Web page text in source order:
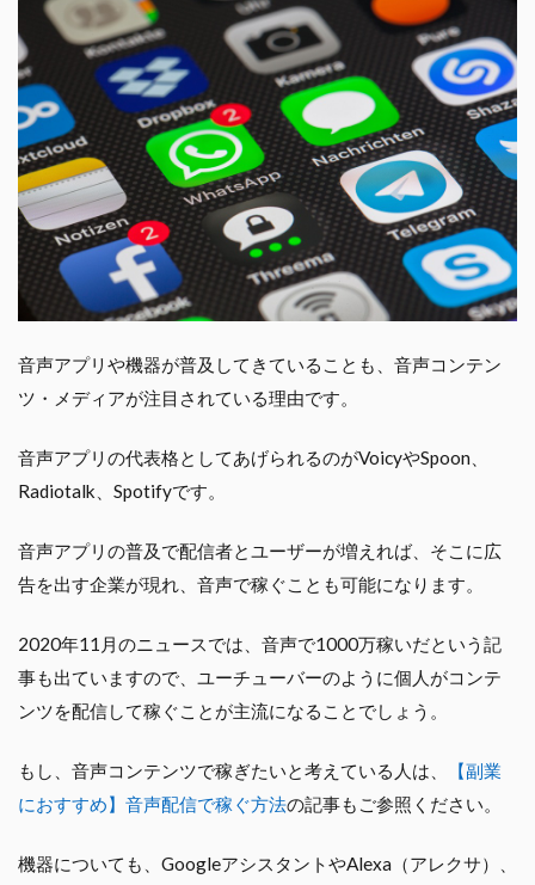
音声アプリや機器が普及してきていることも、音声コンテン
ツ・メディアが注目されている理由です。
音声アプリの代表格としてあげられるのがVoicyやSpoon、
Radiotalk、Spotifyです。
音声アプリの普及で配信者とユーザーが増えれば、そこに広
告を出す企業が現れ、音声で稼ぐことも可能になります。
2020年11月のニュースでは、音声で1000万稼いだという記
事も出ていますので、ユーチューバーのように個人がコンテ
ンツを配信して稼ぐことが主流になることでしょう。
もし、音声コンテンツで稼ぎたいと考えている人は、
【副業
におすすめ】音声配信で稼ぐ方法の記事もご参照ください。
機器についても、GoogleアシスタントやAlexa（アレクサ）、